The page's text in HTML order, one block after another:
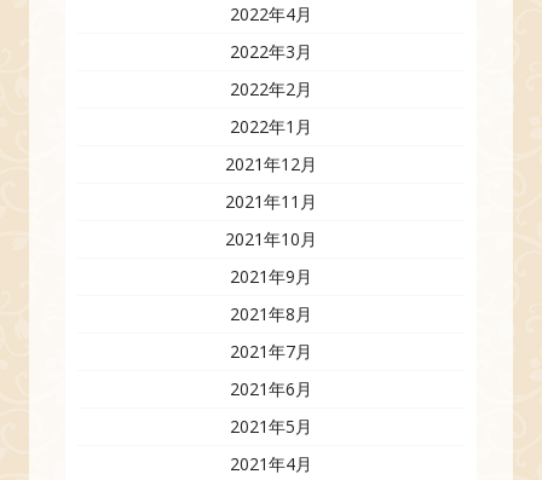
2022年4月
2022年3月
2022年2月
2022年1月
2021年12月
2021年11月
2021年10月
2021年9月
2021年8月
2021年7月
2021年6月
2021年5月
2021年4月